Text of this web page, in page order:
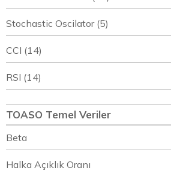
Stochastic Oscilator (5)
CCI (14)
RSI (14)
TOASO Temel Veriler
Beta
Halka Açıklık Oranı